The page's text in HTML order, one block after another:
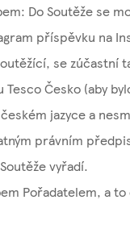
Do Soutěže se
příspěvku na
se zúčastní
Česko (aby
jazyce a
právním
vyřadí.
Pořadatelem, a